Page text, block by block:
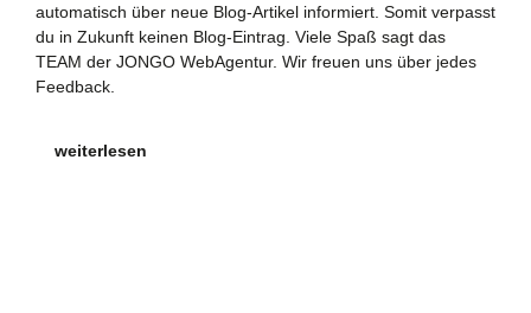
automatisch über neue Blog-Artikel informiert. Somit verpasst
du in Zukunft keinen Blog-Eintrag. Viele Spaß sagt das
TEAM der JONGO WebAgentur. Wir freuen uns über jedes
Feedback.
weiterlesen